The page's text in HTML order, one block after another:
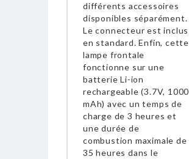
différents accessoires
disponibles séparément.
Le connecteur est inclus
en standard. Enfin, cette
lampe frontale
fonctionne sur une
batterie Li-ion
rechargeable (3.7V, 1000
mAh) avec un temps de
charge de 3 heures et
une durée de
combustion maximale de
35 heures dans le